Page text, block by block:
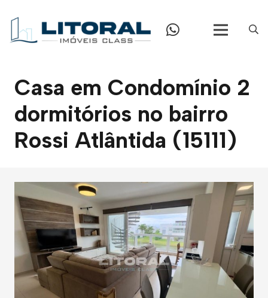
Casa em Condomínio 2
dormitórios no bairro
Rossi Atlântida (15111)